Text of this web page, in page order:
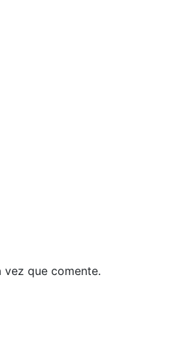
que comente.